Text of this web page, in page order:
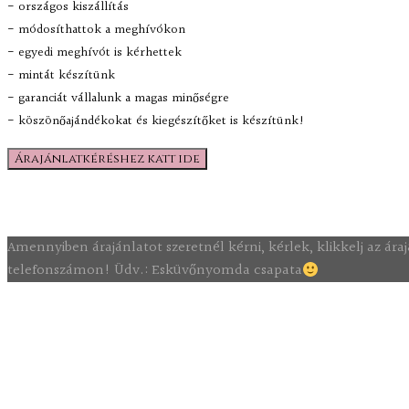
- országos kiszállítás
- módosíthattok a meghívókon
- egyedi meghívót is kérhettek
- mintát készítünk
- garanciát vállalunk a magas minőségre
- köszönőajándékokat és kiegészítőket is készítünk!
Árajánlatkéréshez katt ide
Amennyiben árajánlatot szeretnél kérni, kérlek, klikkelj az
telefonszámon! Üdv.: Esküvőnyomda csapata